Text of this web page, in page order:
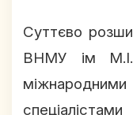
Суттєво
ВНМУ ім